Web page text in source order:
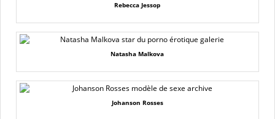
Rebecca Jessop
Natasha Malkova
Johanson Rosses